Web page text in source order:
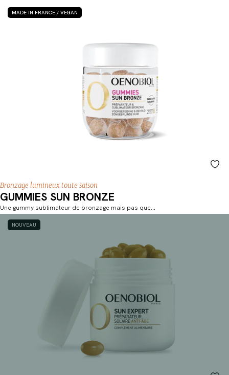
MADE IN FRANCE / VEGAN
Bronzage lumineux toute saison
GUMMIES SUN BRONZE
Une gummy sublimateur de bronzage mais pas que…
NOUVEAU